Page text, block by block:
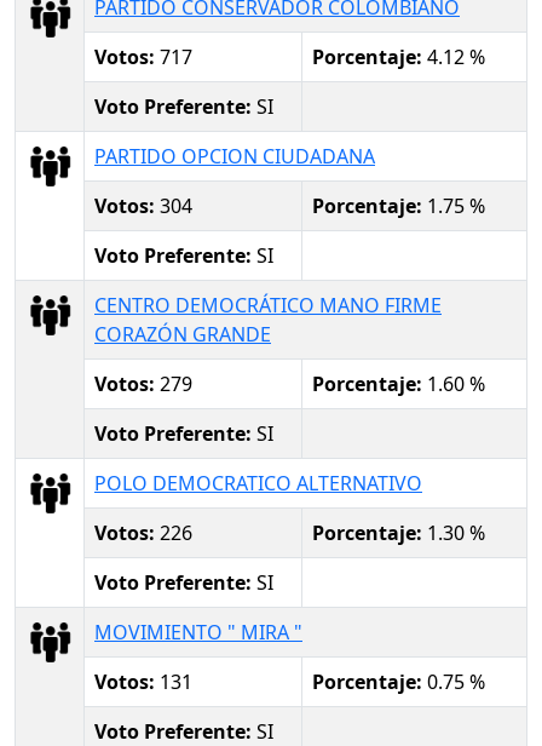
PARTIDO CONSERVADOR COLOMBIANO
Votos: 717 Porcentaje: 4.12 %
Voto Preferente: SI
PARTIDO OPCION CIUDADANA
Votos: 304 Porcentaje: 1.75 %
Voto Preferente: SI
CENTRO DEMOCRÁTICO MANO FIRME
CORAZÓN GRANDE
Votos: 279 Porcentaje: 1.60 %
Voto Preferente: SI
POLO DEMOCRATICO ALTERNATIVO
Votos: 226 Porcentaje: 1.30 %
Voto Preferente: SI
MOVIMIENTO " MIRA "
Votos: 131 Porcentaje: 0.75 %
Voto Preferente: SI